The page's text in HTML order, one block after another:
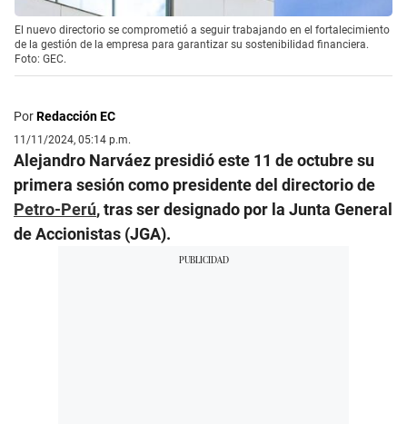
El nuevo directorio se comprometió a seguir trabajando en el fortalecimiento
de la gestión de la empresa para garantizar su sostenibilidad financiera.
Foto: GEC.
PorRedacción EC
11/11/2024, 05:14 p.m.
Alejandro Narváez presidió este 11 de octubre su
primera sesión como presidente del directorio de
Petro-Perú, tras ser designado por la Junta General
de Accionistas (JGA).